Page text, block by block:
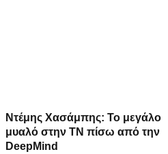
Ντέμης Χασάμπης: Το μεγάλο
μυαλό στην ΤΝ πίσω από την
DeepMind